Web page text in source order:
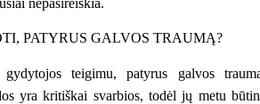
PATYRUS GALVOS TRAUMĄ?
gydytojos teigimu, patyrus galvos
yra kritiškai svarbios, todėl jų metu